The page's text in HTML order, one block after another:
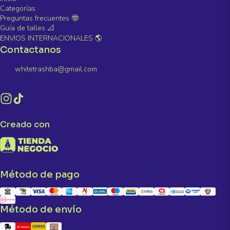
Categorías
Preguntas frecuentes 🤓
Guía de talles 📐
ENVIOS INTERNACIONALES 🌎
Contactanos
whitetrashba@gmail.com
Creado con
Método de pago
Método de envío